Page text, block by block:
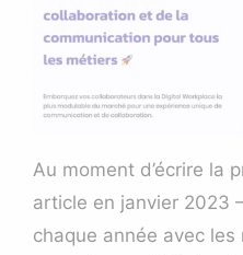
Au moment d’écrire la
article en janvier 2023
chaque année avec